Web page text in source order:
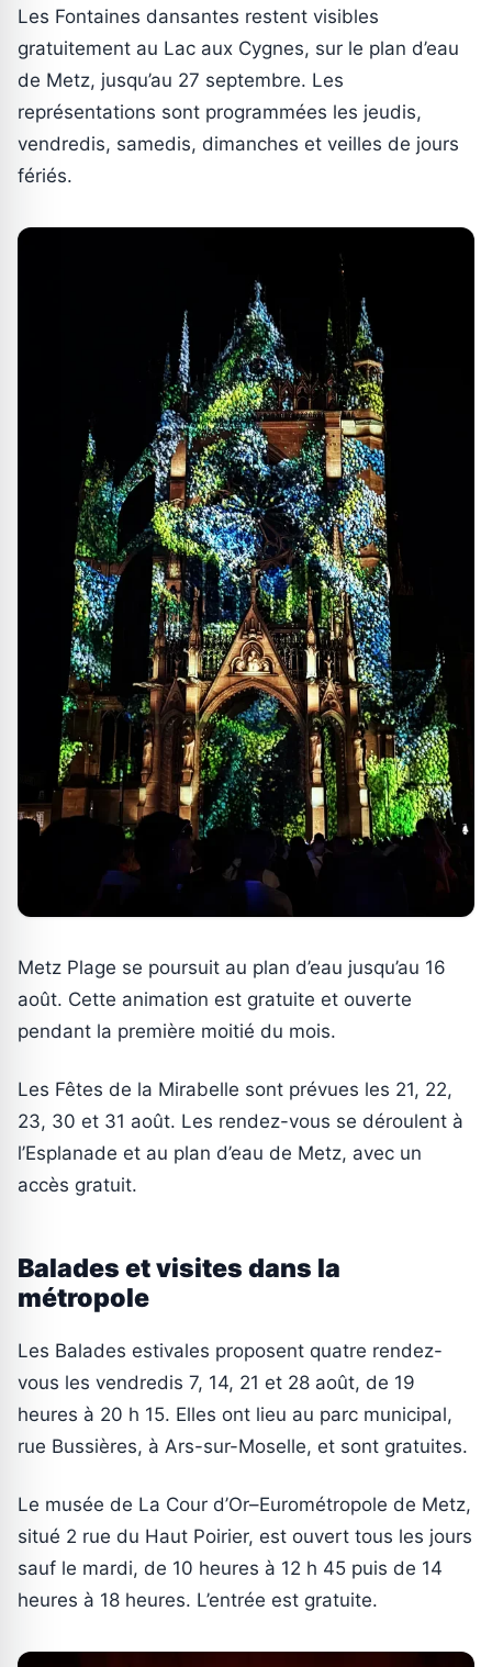
Les Fontaines dansantes restent visibles
gratuitement au Lac aux Cygnes, sur le plan d’eau
de Metz, jusqu’au 27 septembre. Les
représentations sont programmées les jeudis,
vendredis, samedis, dimanches et veilles de jours
fériés.
Metz Plage se poursuit au plan d’eau jusqu’au 16
août. Cette animation est gratuite et ouverte
pendant la première moitié du mois.
Les Fêtes de la Mirabelle sont prévues les 21, 22,
23, 30 et 31 août. Les rendez-vous se déroulent à
l’Esplanade et au plan d’eau de Metz, avec un
accès gratuit.
Balades et visites dans la
métropole
Les Balades estivales proposent quatre rendez-
vous les vendredis 7, 14, 21 et 28 août, de 19
heures à 20 h 15. Elles ont lieu au parc municipal,
rue Bussières, à Ars-sur-Moselle, et sont gratuites.
Le musée de La Cour d’Or–Eurométropole de Metz,
situé 2 rue du Haut Poirier, est ouvert tous les jours
sauf le mardi, de 10 heures à 12 h 45 puis de 14
heures à 18 heures. L’entrée est gratuite.